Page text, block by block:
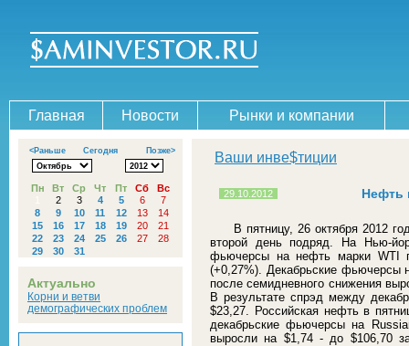
Главная Новости Рынки и компании
<Раньше Сегодня Позже>
Пн Вт Ср Чт Пт Сб
Вс
2 3 4 5 6
7
8
9 10 11 12 13
14
15
16 17 18 19 20
21
22
23 24 25 26 27
28
29
30 31
Актуально
Корни и ветви
демографических проблем
Ваши инве$тиции
29.10.2012 Нефть
В пятницу, 26 октября 2012
второй день подряд. На Нью-
фьючерсы на нефть марки WTI
(+0,27%). Декабрьские фьючерсы
после семидневного снижения
В результате спрэд между
$23,27. Российская нефть в
декабрьские фьючерсы на
выросли на $1,74 - до $106,70